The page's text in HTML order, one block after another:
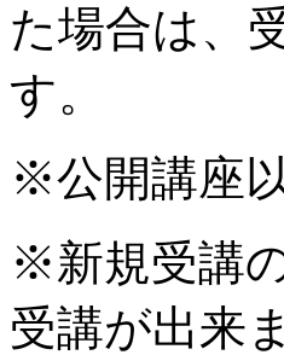
た場合は、
す。
※公開講座
※新規受講
受講が出来